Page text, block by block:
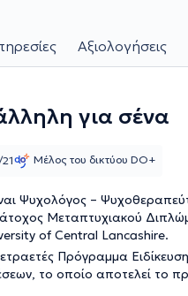
Αξιολογήσεις
για σένα
Ψυχολόγος –
Μεταπτυχιακού
of Central Lancashire.
Πρόγραμμα
το οποίο αποτελεί το
Μέλος του δικτύου DO+